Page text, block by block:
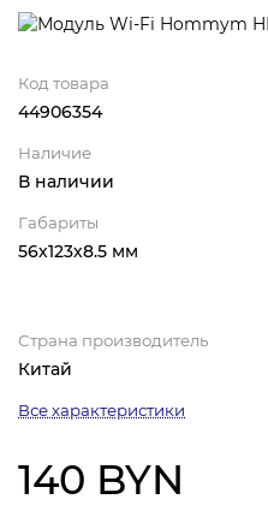
Код товара
44906354
Наличие
В наличии
Габариты
56х123х8.5 мм
Страна производитель
Китай
Все характеристики
140 BYN